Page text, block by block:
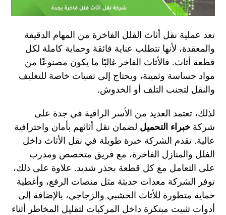
تعد عملية نقل أثاث الفلل الفاخرة من المهام الدقيقة
والمعقدة، لأنها تتطلب عناية فائقة وحماية كاملة لكل
قطعة أثاث. فالأثاث الفاخر غالبًا ما يكون مصنوعًا من
مواد حساسة وثمينة، ويحتاج إلى تقنيات خاصة للتغليف
والنقل لتجنب التلف أو الخدوش.
لذلك، تعتمد العديد من الأسر الراقية في جدة على
شركةخبراء التحميل لضمان نقل أثاثهم بأمان واحترافية
عالية. تقدم الشركة خبرة طويلة في نقل الأثاث داخل
الفلل والمنازل الفاخرة، مع فريق متخصص ومدرب
على التعامل مع كل قطعة بحذر شديد. علاوة على ذلك،
توفر الشركة معدات حديثة مثل منصات الرفع، وأغطية
حماية متطورة للأثاث الخشبي والزجاجي، بالإضافة إلى
أدوات تثبيت مبتكرة داخل المركبات لتقليل المخاطر أثناء